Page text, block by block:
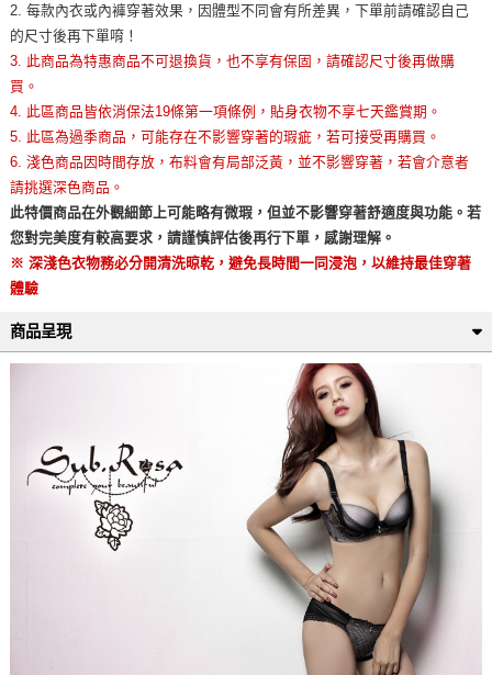
2. 每款內衣或內褲穿著效果，因體型不同會有所差異，下單前請確認自己
的尺寸後再下單唷！
3. 此商品為特惠商品不可退換貨，也不享有保固，請確認尺寸後再做購
買。
4. 此區商品皆依消保法19條第一項條例，貼身衣物不享七天鑑賞期。
5. 此區為過季商品，可能存在不影響穿著的瑕疵，若可接受再購買。
6. 淺色商品因時間存放，布料會有局部泛黃，並不影響穿著，若會介意者
請挑選深色商品。
此特價商品在外觀細節上可能略有微瑕，但並不影響穿著舒適度與功能。若
您對完美度有較高要求，請謹慎評估後再行下單，感謝理解。
※ 深淺色衣物務必分開清洗晾乾，避免長時間一同浸泡，以維持最佳穿著
體驗
商品呈現